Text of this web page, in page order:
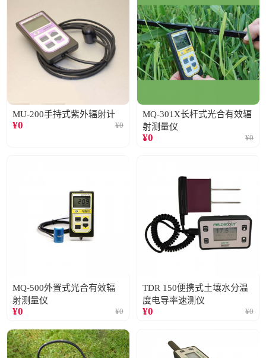
MU-200手持式紫外辐射计
¥0 ¥0
MQ-301X长杆式光合有效辐
射测量仪
¥0 ¥0
MQ-500外置式光合有效辐
射测量仪
¥0 ¥0
TDR 150便携式土壤水分温
度电导率速测仪
¥0 ¥0